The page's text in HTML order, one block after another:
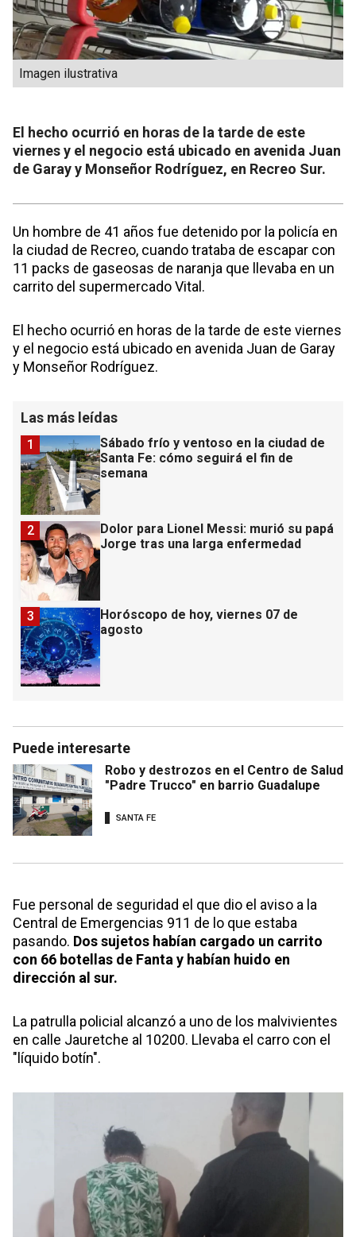
Imagen ilustrativa
El hecho ocurrió en horas de la tarde de este
viernes y el negocio está ubicado en avenida Juan
de Garay y Monseñor Rodríguez, en Recreo Sur.
Un hombre de 41 años fue detenido por la policía en
la ciudad de Recreo, cuando trataba de escapar con
11 packs de gaseosas de naranja que llevaba en un
carrito del supermercado Vital.
El hecho ocurrió en horas de la tarde de este viernes
y el negocio está ubicado en avenida Juan de Garay
y Monseñor Rodríguez.
Las más leídas
Sábado frío y ventoso en la ciudad de
Santa Fe: cómo seguirá el fin de
semana
1
Dolor para Lionel Messi: murió su papá
Jorge tras una larga enfermedad
2
Horóscopo de hoy, viernes 07 de
agosto
3
Puede interesarte
Robo y destrozos en el Centro de Salud
"Padre Trucco" en barrio Guadalupe
SANTA FE
Fue personal de seguridad el que dio el aviso a la
Central de Emergencias 911 de lo que estaba
pasando. Dos sujetos habían cargado un carrito
con 66 botellas de Fanta y habían huido en
dirección al sur.
La patrulla policial alcanzó a uno de los malvivientes
en calle Jauretche al 10200. Llevaba el carro con el
"líquido botín".